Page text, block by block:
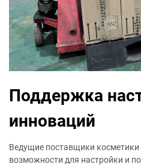
Поддержка
инноваций
Ведущие поставщики
возможности для настройки и